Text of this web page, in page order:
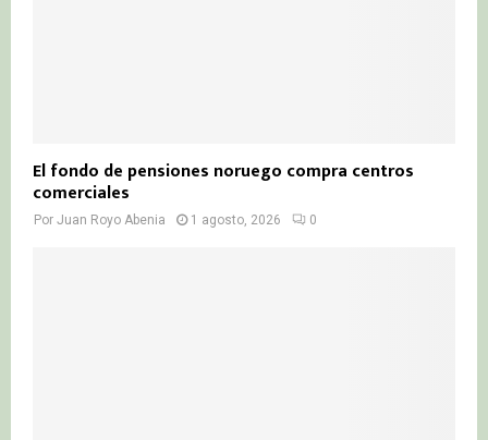
El fondo de pensiones noruego compra centros
comerciales
Por Juan Royo Abenia 1 agosto, 2026 0